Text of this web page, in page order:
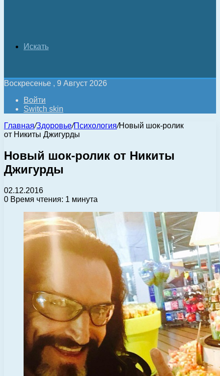
Искать
Воскресенье , 9 Август 2026
Войти
Switch skin
Главная/Здоровье/Психология/Новый шок-ролик
от Никиты Джигурды
Новый шок-ролик от Никиты
Джигурды
02.12.2016
0 Время чтения: 1 минута